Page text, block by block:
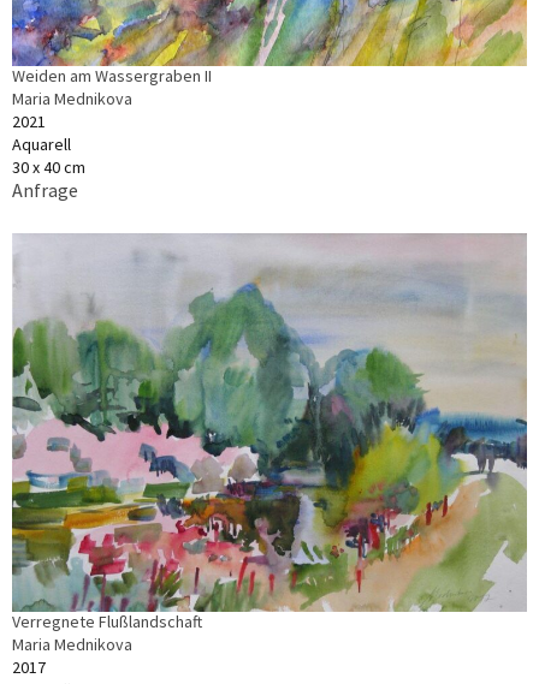
Weiden am Wassergraben II
Maria Mednikova
2021
Aquarell
30 x 40 cm
Anfrage
Verregnete Flußlandschaft
Maria Mednikova
2017